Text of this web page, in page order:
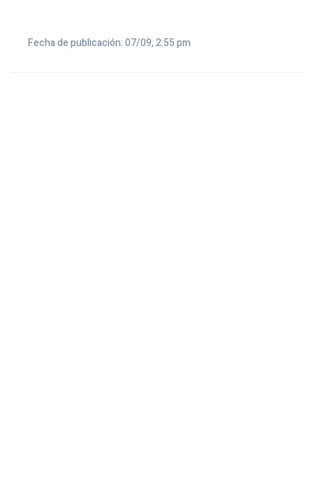
Fecha de publicación: 07/09, 2:55 pm